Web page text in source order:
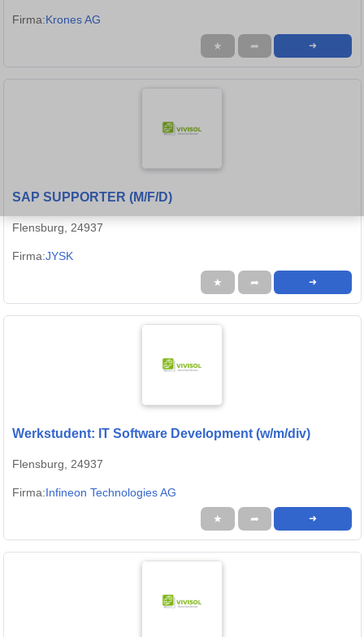
Firma:Krones AG
★ ➦ ➜
SAP SUPPORTER (M/F/D)
Flensburg, 24937
Firma:JYSK
★ ➦ ➜
Werkstudent: IT Software Development (w/m/div)
Flensburg, 24937
Firma:Infineon Technologies AG
★ ➦ ➜